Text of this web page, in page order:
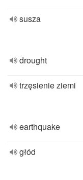
susza
drought
trzęsienie ziemi
earthquake
głód